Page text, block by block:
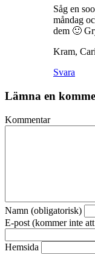
Såg en
måndag
dem 🙂
Kram,
Svara
Lämna en
Kommentar
Namn (obligatorisk)
E-post (kommer inte
Hemsida